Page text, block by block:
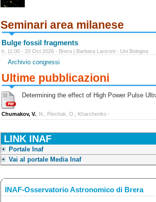
Seminari area milanese
Bulge fossil fragments
h. 11:00 - 20 Oct 2026 - Brera | Barbara Lanzoni - Uni Bologna
Archivio congressi
Ultime pubblicazioni
Determining the effect of High Power Pulse
Chumakov, V. , N., Pinchuk, O., Kharchenko -
LINK INAF
Portale Inaf
Vai al portale Media Inaf
INAF-Osservatorio Astronomico di Brera